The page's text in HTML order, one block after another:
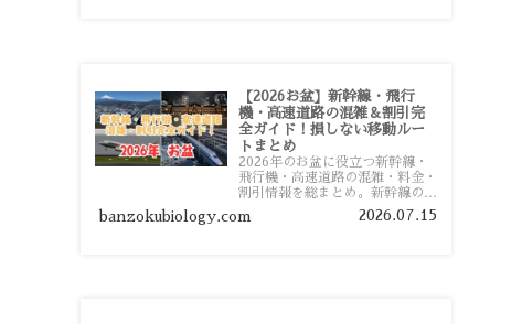
【2026お盆】新幹線・飛行
機・高速道路の混雑＆割引完
全ガイド！損しない移動ルー
トまとめ
2026年のお盆に役立つ新幹線・
飛行機・高速道路の混雑・料金・
割引情報を総まとめ。新幹線の予
約や最繁忙期料金、飛行機を安く
予約するコツ、高速道路の休日割
banzokubiology.com 2026.07.15